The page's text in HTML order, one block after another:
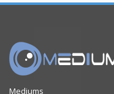
Mediums